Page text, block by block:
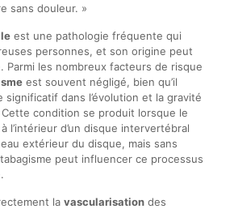
sans douleur. »
est une pathologie fréquente qui
personnes, et son origine peut
Parmi les nombreux facteurs de risque
est souvent négligé, bien qu’il
significatif dans l’évolution et la gravité
condition se produit lorsque le
l’intérieur d’un disque intervertébral
extérieur du disque, mais sans
peut influencer ce processus
la vascularisationdes